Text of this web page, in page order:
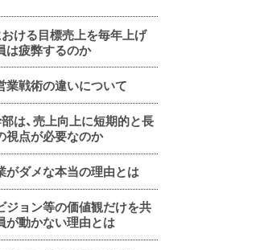
おける目標売上を毎年上げ
は疲弊するのか
業戦術の違いについて
は、売上向上に短期的と長
視点が必要なのか
がダメな本当の理由とは
ジョン等の価値観だけを共
が動かない理由とは